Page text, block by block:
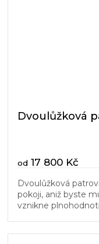
Dvoulůžková
od 17 800 Kč
Dvoulůžková
pokoji, aniž byste
vznikne